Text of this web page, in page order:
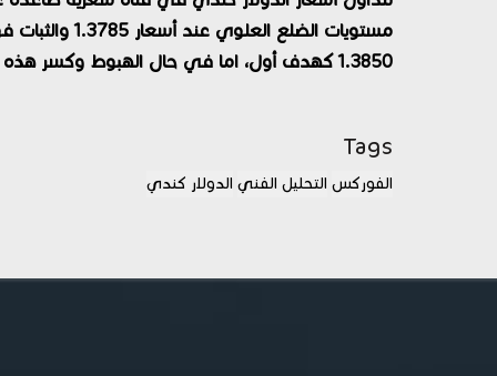
مستويات
1.3850 كهدف أول، اما في حال الهبوط وكسر هذه المستويات فالبيع هو الاقرب.
Tags
الفوركس التحليل الفني الدولار كندي